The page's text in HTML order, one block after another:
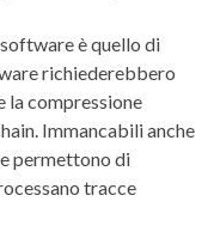
è quello di
richiederebbero
la compressione
Immancabili anche
permettono di
tracce